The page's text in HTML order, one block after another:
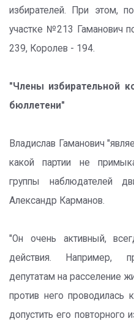
избирателей. При этом,
участке №213 Гаманович
239, Королев - 194.
"Члены избирательной
бюллетени"
Владислав Гаманович
какой партии не
группы наблюдателей
Александр Карманов.
"Он очень активный,
действия. Например,
депутатам на расселение
против него проводилась
допустить его повторного